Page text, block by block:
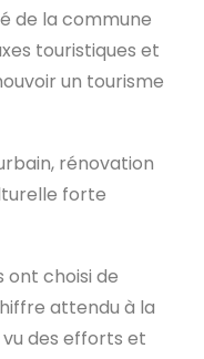
de la commune
touristiques et
un tourisme
rénovation
forte
ont choisi de
attendu à la
vu des efforts et